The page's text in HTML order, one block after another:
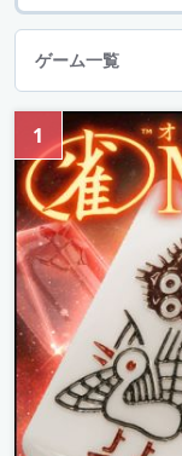
ゲーム一覧
1